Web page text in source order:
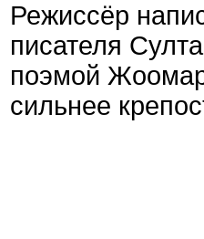
Режиссёр
писателя
поэмой
сильнее